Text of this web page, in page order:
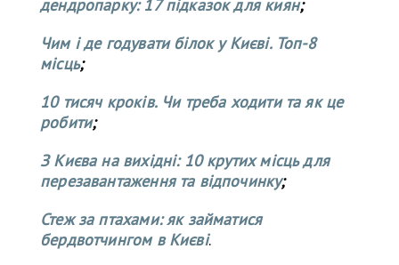
дендропарку: 17 підказок для киян;
Чим і де годувати білок у Києві. Топ-8
місць;
10 тисяч кроків. Чи треба ходити та як це
робити;
З Києва на вихідні: 10 крутих місць для
перезавантаження та відпочинку;
Стеж за птахами: як займатися
бердвотчингом в Києві.